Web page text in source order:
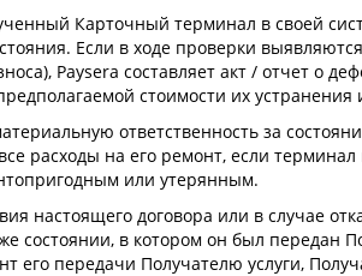
Карточный терминал в своей
Если в ходе проверки
Paysera составляет акт / отчет о
стоимости их
ответственность за
расходы на его ремонт, если
или утерянным.
настоящего договора или в случае
состоянии, в котором он был передан
его передачи Получателю услуги,